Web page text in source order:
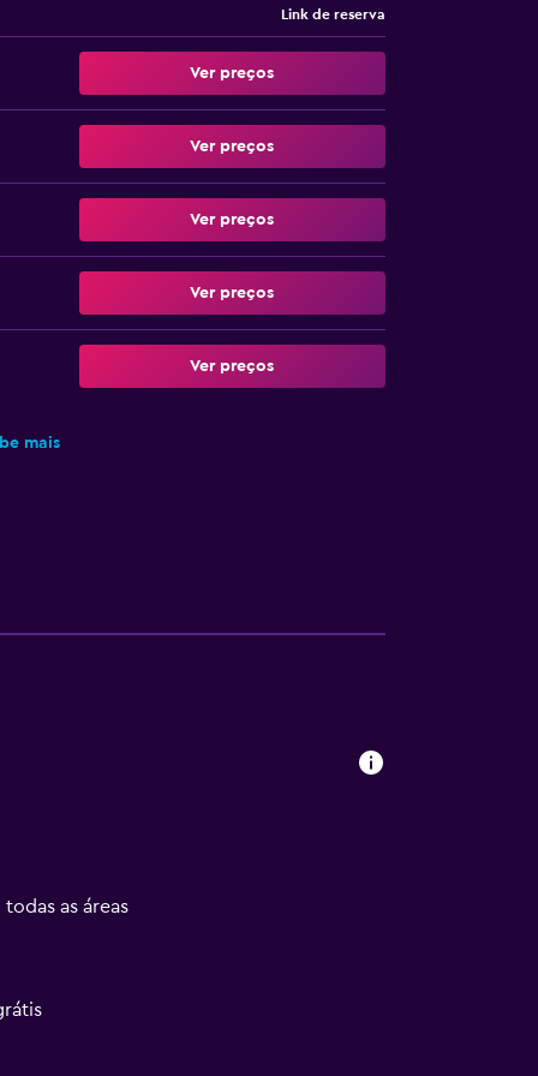
Link de reserva
Ver preços
Ver preços
Ver preços
Ver preços
Ver preços
mais
as áreas